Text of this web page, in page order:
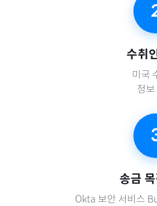
수취
미국
정보
송금
Okta 보안 서비스